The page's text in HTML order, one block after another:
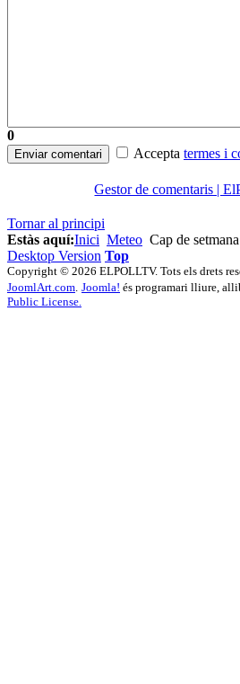
0
Enviar comentari Accepta termes i
Gestor de comentaris |
Tornar al principi
Estàs aquí:Inici Meteo Cap de
Desktop Version Top
Copyright © 2026 ELPOLLTV. Tots els drets
JoomlArt.com. Joomla! és programari lliure,
Public License.